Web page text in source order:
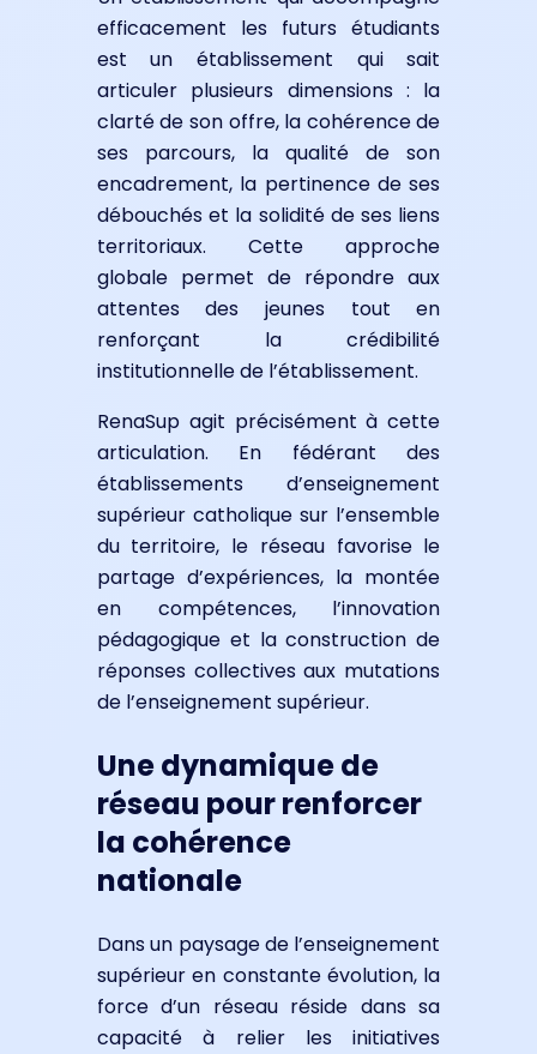
efficacement les futurs étudiants
est un établissement qui sait
articuler plusieurs dimensions : la
clarté de son offre, la cohérence de
ses parcours, la qualité de son
encadrement, la pertinence de ses
débouchés et la solidité de ses liens
territoriaux. Cette approche
globale permet de répondre aux
attentes des jeunes tout en
renforçant la crédibilité
institutionnelle de l’établissement.
RenaSup agit précisément à cette
articulation. En fédérant des
établissements d’enseignement
supérieur catholique sur l’ensemble
du territoire, le réseau favorise le
partage d’expériences, la montée
en compétences, l’innovation
pédagogique et la construction de
réponses collectives aux mutations
de l’enseignement supérieur.
Une dynamique de
réseau pour renforcer
la cohérence
nationale
Dans un paysage de l’enseignement
supérieur en constante évolution, la
force d’un réseau réside dans sa
capacité à relier les initiatives